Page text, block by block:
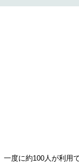
度に約100人が利用